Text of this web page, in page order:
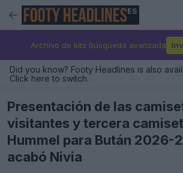
ES
Archivo de kits Búsqueda avanzada
Did you know? Footy Headlines is also
Click here to switch.
Presentación de las
visitantes y tercera
Hummel para Bután 2026-
acabó Nivia